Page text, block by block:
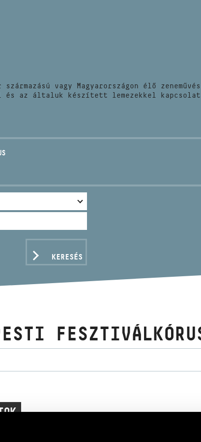
KAPCSOLAT
származású vagy Magyarországon élő
az általuk készített lemezekkel
KERESÉS